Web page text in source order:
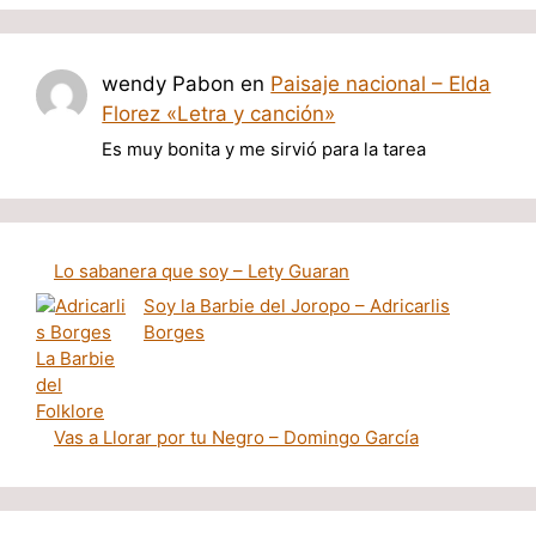
wendy Pabon en Paisaje nacional – Elda
Florez «Letra y canción»
Es muy bonita y me sirvió para la tarea
Lo sabanera que soy – Lety Guaran
Soy la Barbie del Joropo – Adricarlis
Borges
Vas a Llorar por tu Negro – Domingo García